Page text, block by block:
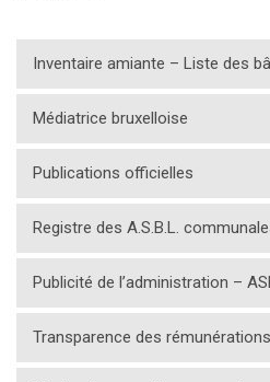
Inventaire amiante – Liste des
Médiatrice bruxelloise
Publications officielles
Registre des A.S.B.L.
Publicité de l’administration –
Transparence des rémunérations